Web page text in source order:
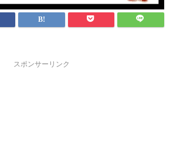
スポンサーリンク